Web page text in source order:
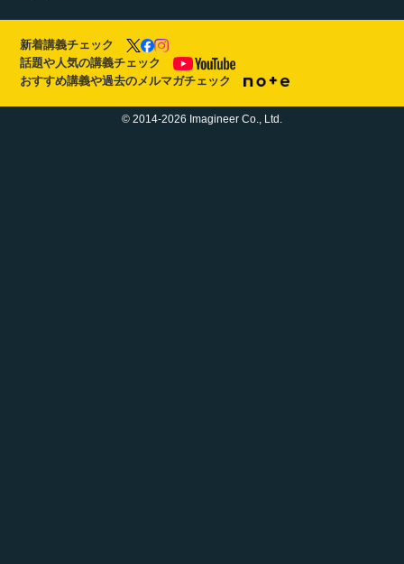
新着講義チェック
話題や人気の講義チェック
おすすめ講義や過去のメルマガチェック
© 2014-2026 Imagineer Co., Ltd.